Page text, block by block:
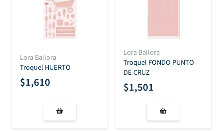
Lora Bailora
Troquel HUERTO
$1,610
Lora Bailora
Troquel FONDO PUNTO
DE CRUZ
$1,501